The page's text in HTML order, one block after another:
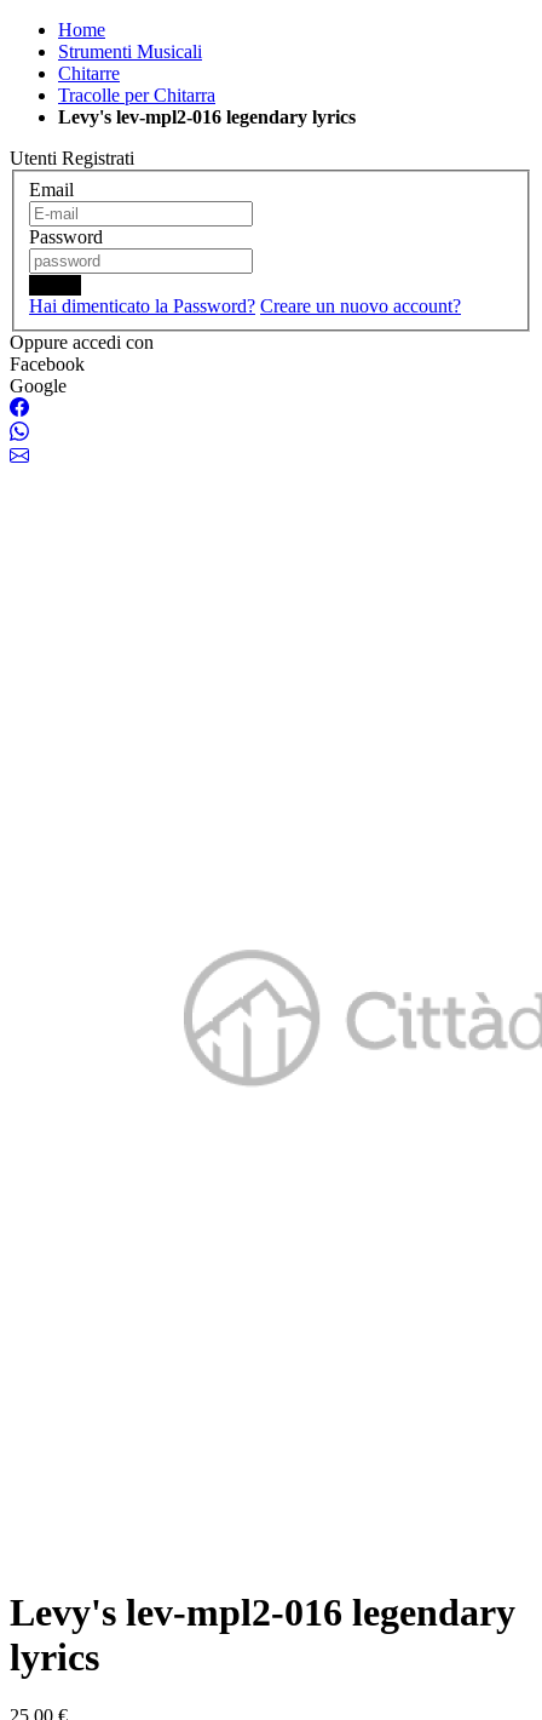
Home
Strumenti Musicali
Chitarre
Tracolle per Chitarra
Levy's lev-mpl2-016 legendary lyrics
Utenti Registrati
Email
Password
Hai dimenticato la Password? Creare un nuovo account?
Oppure accedi con
Facebook
Google
Levy's lev-mpl2-016 legendary
lyrics